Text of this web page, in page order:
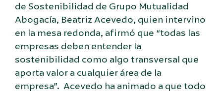
de Sostenibilidad de Grupo Mutualidad
Abogacía, Beatriz Acevedo, quien intervino
en la mesa redonda, afirmó que “todas las
empresas deben entender la
sostenibilidad como algo transversal que
aporta valor a cualquier área de la
empresa”. Acevedo ha animado a que todo